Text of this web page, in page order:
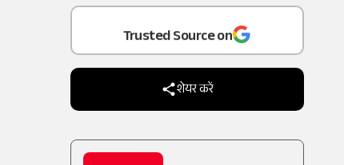
Trusted Source on
शेयर करें